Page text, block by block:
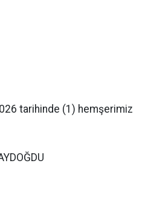
tarihinde (1) hemşerimiz